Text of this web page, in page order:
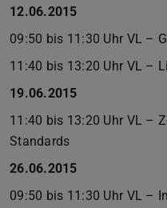
12.06.2015
09:50 bis 11:30 Uhr VL –
11:40 bis 13:20 Uhr VL –
19.06.2015
11:40 bis 13:20 Uhr VL –
Standards
26.06.2015
09:50 bis 11:30 Uhr VL –